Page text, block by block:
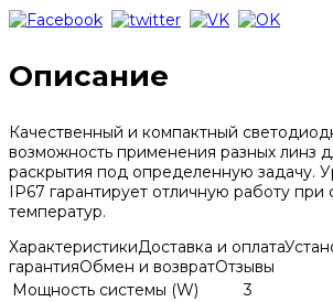
Описание
Качественный и компактный
возможность применения разных линз
раскрытия под определенную задачу.
IP67 гарантирует отличную работу при
температур.
ХарактеристикиДоставка и оплата
гарантияОбмен и возвратОтзывы
Мощность системы (W)
3